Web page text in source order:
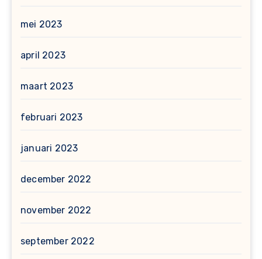
mei 2023
april 2023
maart 2023
februari 2023
januari 2023
december 2022
november 2022
september 2022